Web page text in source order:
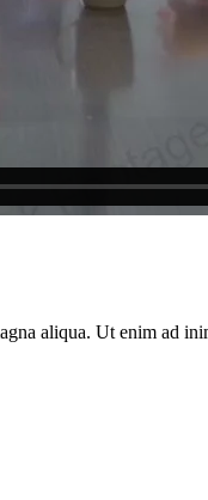
aliqua. Ut enim ad